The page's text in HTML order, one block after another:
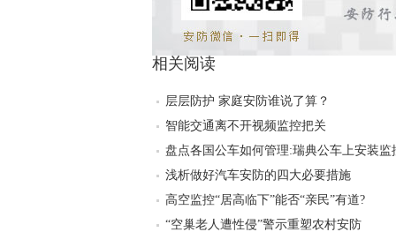
相关阅读
层层防护 家庭安防谁说了算？
智能交通离不开视频监控把关
盘点各国公车如何管理:瑞典公车上安装监
浅析做好汽车安防的四大必要措施
高空监控“居高临下”能否“亲民”有道?
“空巢老人遭性侵”警示重塑农村安防